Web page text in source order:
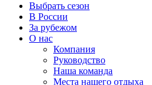
Выбрать сезон
В России
За рубежом
О нас
Компания
Руководство
Наша команда
Места нашего отдыха